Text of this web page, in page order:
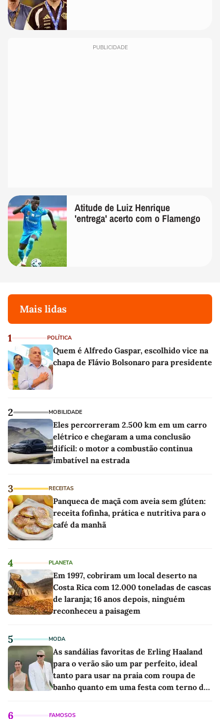
PUBLICIDADE
Atitude de Luiz Henrique
'entrega' acerto com o Flamengo
Mais lidas
1 POLÍTICA
Quem é Alfredo Gaspar, escolhido vice na
chapa de Flávio Bolsonaro para presidente
2 MOBILIDADE
Eles percorreram 2.500 km em um carro
elétrico e chegaram a uma conclusão
difícil: o motor a combustão continua
imbatível na estrada
3 RECEITAS
Panqueca de maçã com aveia sem glúten:
receita fofinha, prática e nutritiva para o
café da manhã
4 PLANETA
Em 1997, cobriram um local deserto na
Costa Rica com 12.000 toneladas de cascas
de laranja; 16 anos depois, ninguém
reconheceu a paisagem
5 MODA
As sandálias favoritas de Erling Haaland
para o verão são um par perfeito, ideal
tanto para usar na praia com roupa de
banho quanto em uma festa com terno de
6 FAMOSOS